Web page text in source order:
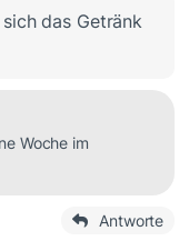
das Getränk
Woche im
Antworte